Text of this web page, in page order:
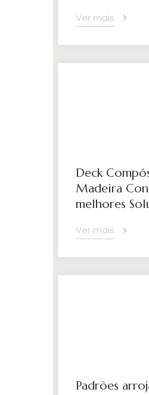
Ver mais
Deck
Madeira
melhores
Ver mais
Padrões